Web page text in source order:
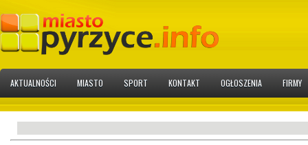
AKTUALNOŚCI MIASTO SPORT KONTAKT OGŁOSZENIA FIRMY